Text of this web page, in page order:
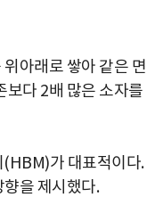
아래로 쌓아 같은 면
보다 2배 많은 소자를
(HBM)가 대표적이다.
을 제시했다.